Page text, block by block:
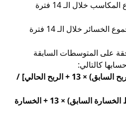
متوسط الربح الأول = مجموع المكاسب خلال الـ 14 فترة
متوسط الخسارة الأول = مجموع الخسائر خلال الـ 14 فترة
على المتوسطات السابقة
كالتالي:
متوسط الربح = [(متوسط الربح السابق) × 13 + الربح الحالي] /
متوسط الخسارة = [(متوسط الخسارة السابق) × 13 + الخسارة